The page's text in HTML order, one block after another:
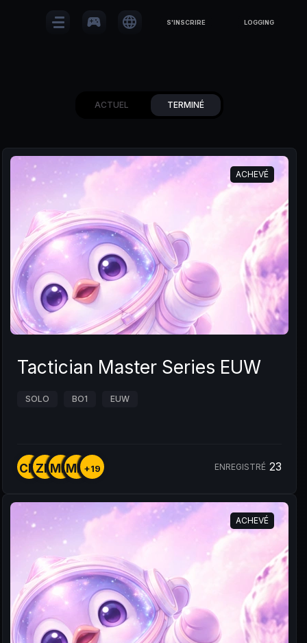
sports_esports language S'INSCRIRE LOGGING
ACTUEL TERMINÉ
ACHEVÉ
Tactician Master Series EUW
SOLO BO1 EUW
CMZMMMMM+19 ENREGISTRÉ 23
ACHEVÉ